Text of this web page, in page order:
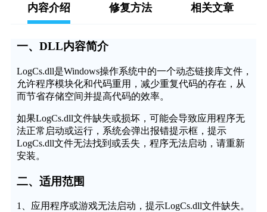
内容介绍 修复方法 相关文章
一、DLL内容简介
LogCs.dll是Windows操作系统中的一个动态链接库文件，
允许程序模块化和代码重用，减少重复代码的存在，从
而节省存储空间并提高代码的效率。
如果LogCs.dll文件缺失或损坏，可能会导致应用程序无
法正常启动或运行，系统会弹出报错提示框，提示
LogCs.dll文件无法找到或丢失，程序无法启动，请重新
安装。
二、适用范围
1、应用程序或游戏无法启动，提示LogCs.dll文件缺失。